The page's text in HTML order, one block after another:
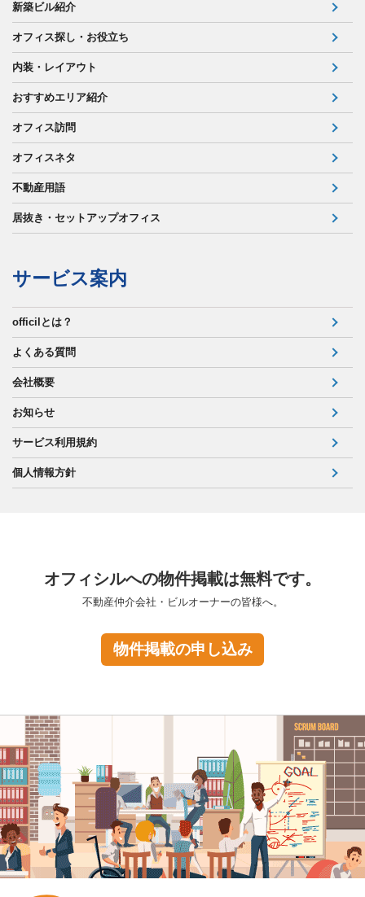
新築ビル紹介
オフィス探し・お役立ち
内装・レイアウト
おすすめエリア紹介
オフィス訪問
オフィスネタ
不動産用語
居抜き・セットアップオフィス
サービス案内
officilとは？
よくある質問
会社概要
お知らせ
サービス利用規約
個人情報方針
オフィシルへの物件掲載は無料です。
不動産仲介会社・ビルオーナーの皆様へ。
物件掲載の申し込み